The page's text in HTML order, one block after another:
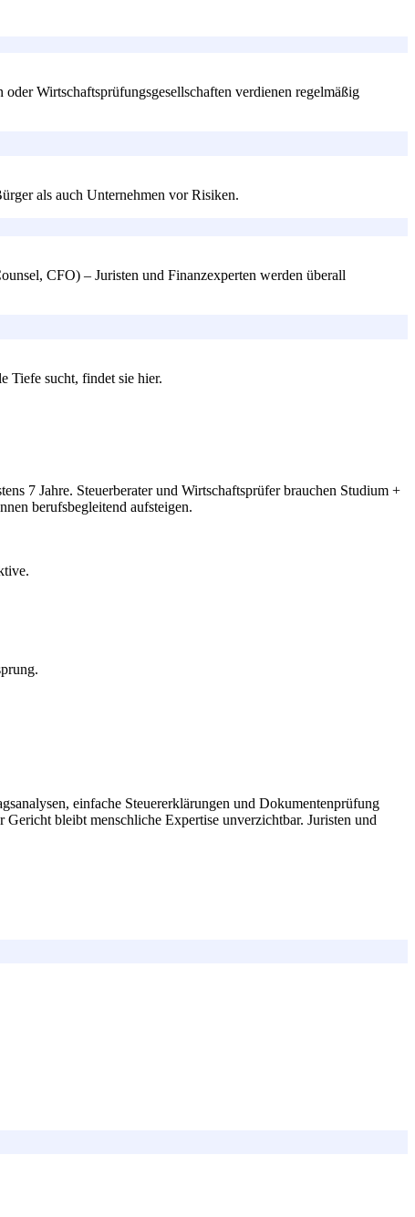
Wirtschaftsprüfungsgesellschaften verdienen regelmäßig
als auch Unternehmen vor Risiken.
CFO) – Juristen und Finanzexperten werden überall
Tiefe sucht, findet sie hier.
7 Jahre. Steuerberater und Wirtschaftsprüfer brauchen Studium +
berufsbegleitend aufsteigen.
einfache Steuererklärungen und Dokumentenprüfung
bleibt menschliche Expertise unverzichtbar. Juristen und